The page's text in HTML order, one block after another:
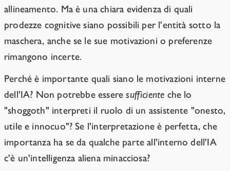
allineamento. Ma è una chiara evidenza di quali
prodezze cognitive siano possibili per l'entità sotto la
maschera, anche se le sue motivazioni o preferenze
rimangono incerte.
Perché è importante quali siano le motivazioni interne
dell'IA? Non potrebbe esseresufficiente che lo
"shoggoth" interpreti il ruolo di un assistente "onesto,
utile e innocuo"? Se l'interpretazione è perfetta, che
importanza ha se da qualche parte all'interno dell'IA
c'è un'intelligenza aliena minacciosa?